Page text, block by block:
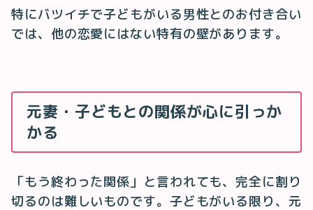
特にバツイチで子どもがいる男性とのお付き合い
では、他の恋愛にはない特有の壁があります。
元妻・子どもとの関係が心に引っか
かる
「もう終わった関係」と言われても、完全に割り
切るのは難しいものです。子どもがいる限り、元